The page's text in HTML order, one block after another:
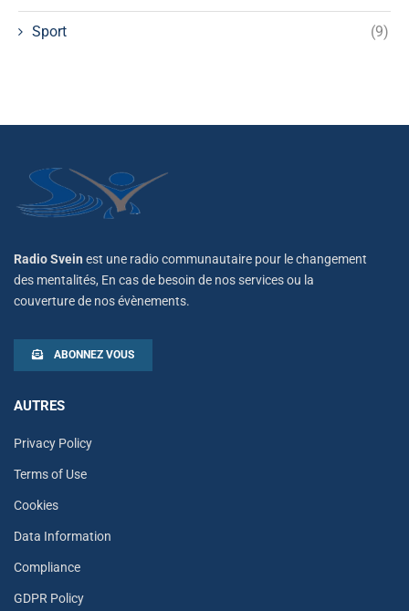
Sport (9)
Radio Svein est une radio communautaire pour le changement
des mentalités, En cas de besoin de nos services ou la
couverture de nos évènements.
ABONNEZ VOUS
AUTRES
Privacy Policy
Terms of Use
Cookies
Data Information
Compliance
GDPR Policy